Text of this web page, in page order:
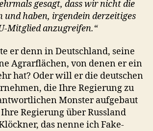
gesagt, dass wir nicht die
und haben, irgendein derzeitiges
Mitglied anzugreifen.“
er denn in Deutschland, seine
Agrarflächen, von denen er ein
hat? Oder will er die deutschen
die Ihre Regierung zu
Monster aufgebaut
Ihre Regierung über Russland
das nenne ich Fake-